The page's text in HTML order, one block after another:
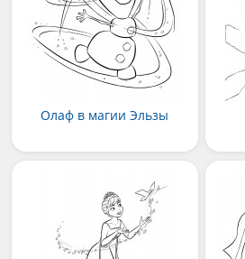
Олаф в магии Эльзы